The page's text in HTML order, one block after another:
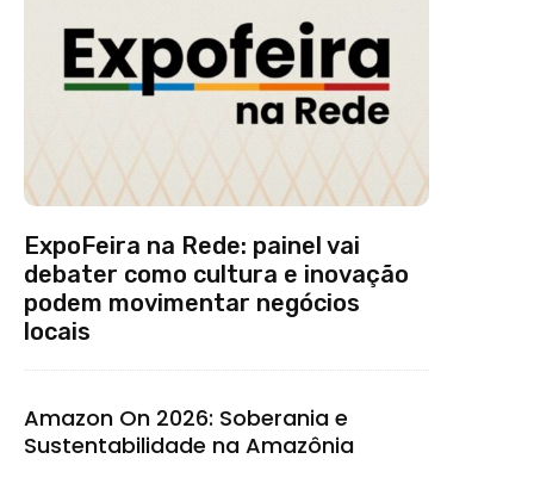
ExpoFeira na Rede: painel vai
debater como cultura e inovação
podem movimentar negócios
locais
Amazon On 2026: Soberania e
Sustentabilidade na Amazônia